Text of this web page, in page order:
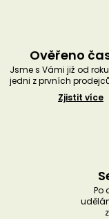
Ověřeno
Jsme s Vámi již od
jedni z prvních
Zjistit více
Po